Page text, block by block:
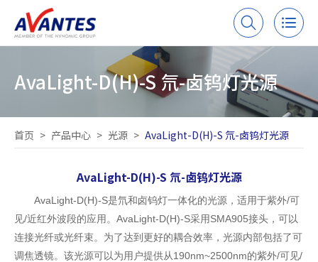
AvaLight-D(H)-S 氘-卤钨灯光源
首页 > 产品中心 > 光源 > AvaLight-D(H)-S 氘-卤钨灯光源
AvaLight-D(H)-S 氘-卤钨灯光源
AvaLight-D(H)-S是氘和卤钨灯一体化的光源，适用于紫外/可
见/近红外波段的应用。AvaLight-D(H)-S采用SMA905接头，可以
连接光纤或光纤束。为了达到更好的耦合效率，光源内部包括了可
调焦透镜。该光源可以为用户提供从190nm~2500nm的紫外/可见/